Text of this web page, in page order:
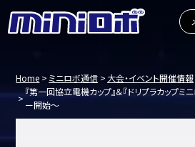
Home ミニロボ通信
大会・イベント開催情報
『第一回協立電機カップ』＆『ドリプラカップ
ー開始～